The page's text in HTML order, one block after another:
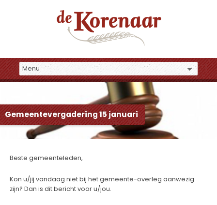
Gemeentevergadering 15 januari
Beste gemeenteleden,
Kon u/jij vandaag niet bij het gemeente-overleg aanwezig
zijn? Dan is dit bericht voor u/jou.